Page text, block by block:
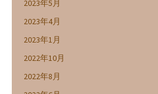
2023年5月
2023年4月
2023年1月
2022年10月
2022年8月